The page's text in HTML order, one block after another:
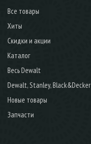
Все товары
Хиты
Скидки и акции
Каталог
Весь Dewalt
Dewalt, Stanley, Black&Decker
Новые товары
Запчасти